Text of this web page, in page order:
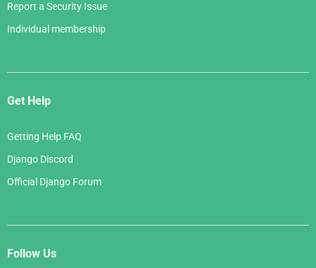
Report a Security Issue
Individual membership
Get Help
Getting Help FAQ
Django Discord
Official Django Forum
Follow Us